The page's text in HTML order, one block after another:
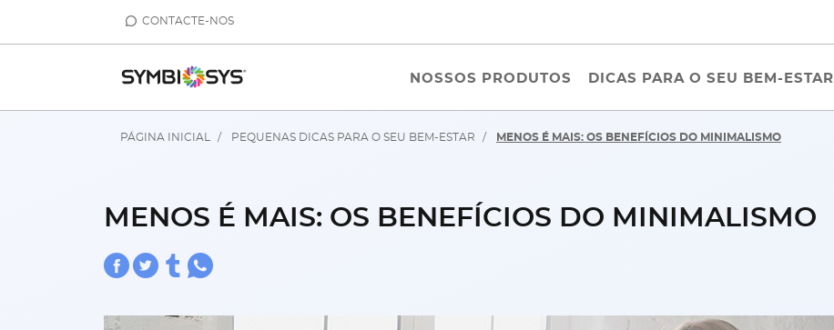
CONTACTE-NOS
NOSSOS PRODUTOS DICAS PARA O SEU BEM-ESTAR
PÁGINA INICIAL PEQUENAS DICAS PARA O SEU BEM-ESTAR MENOS É MAIS: OS BENEFÍCIOS DO MINIMALISMO
MENOS É MAIS: OS BENEFÍCIOS DO MINIMALISMO